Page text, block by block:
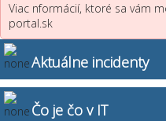
Viac nformácií, ktoré sa vám
portal.sk
Aktuálne incidenty
Čo je čo v IT